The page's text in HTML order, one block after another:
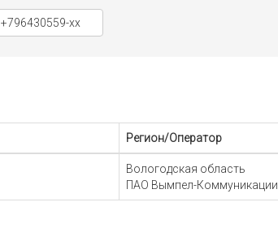
+796430559-xx
Регион/Оператор
Вологодская область
ПАО Вымпел-Коммуникации